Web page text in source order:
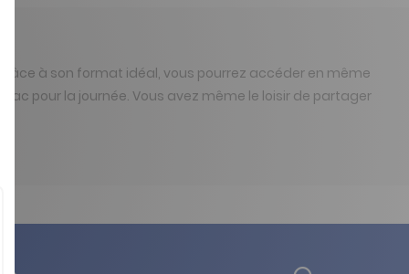
à son format idéal, vous pourrez accéder en même
pour la journée. Vous avez même le loisir de partager